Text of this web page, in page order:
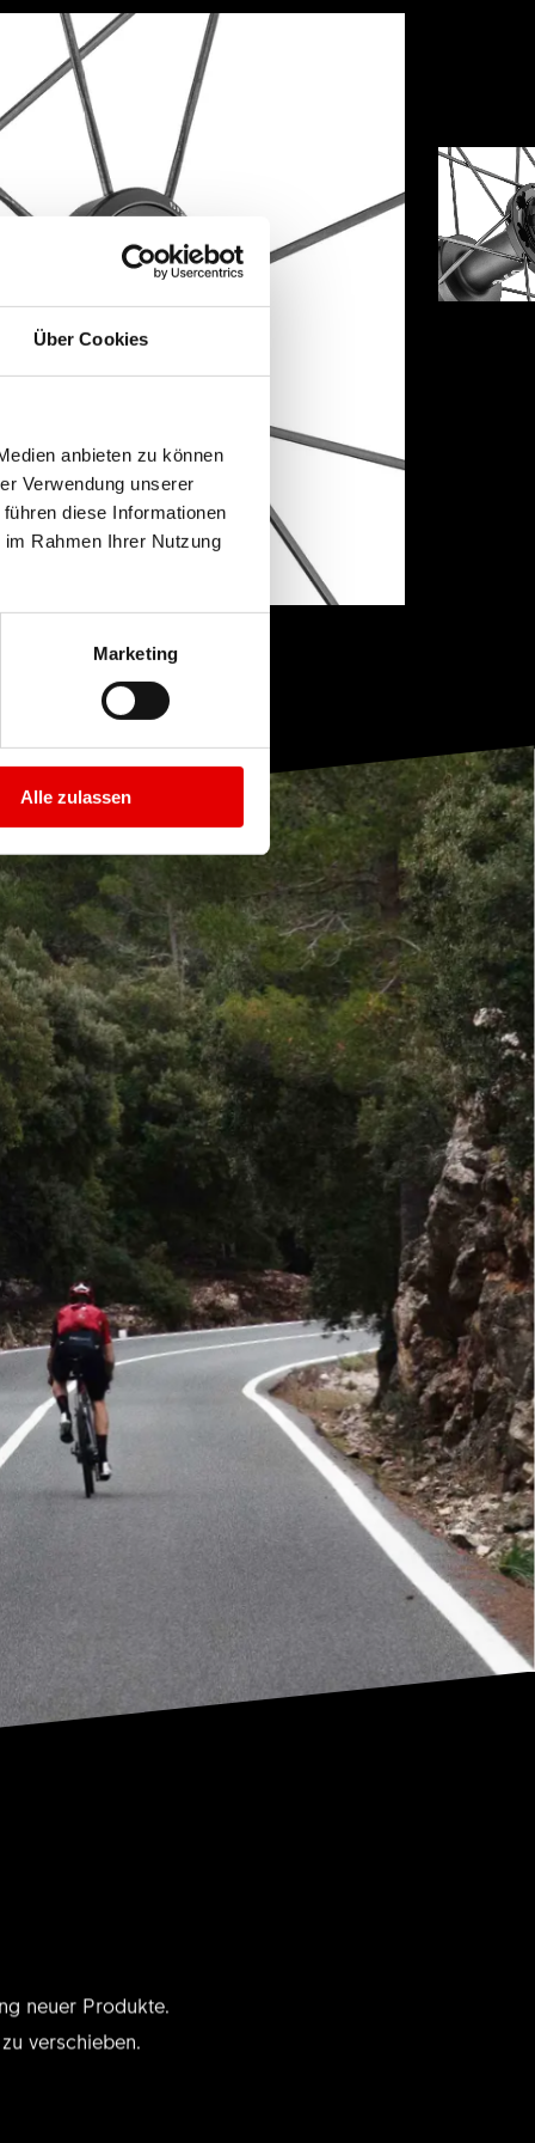
Über Cookies
anbieten zu können
Verwendung unserer
diese Informationen
Rahmen Ihrer Nutzung
Marketing
Alle zulassen
neuer Produkte.
verschieben.